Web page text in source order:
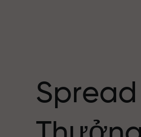
dịch có cùng giá
tinh thần quyết